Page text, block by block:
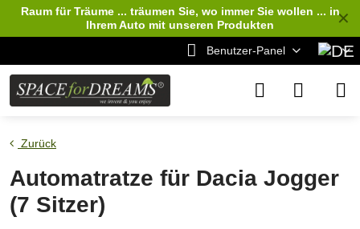
✕
Raum für Träume ... träumen Sie, wo immer Sie wollen ... in
Ihrem Auto mit unseren Produkten
Benutzer-Panel
Zurück
Automatratze für Dacia Jogger
(7 Sitzer)